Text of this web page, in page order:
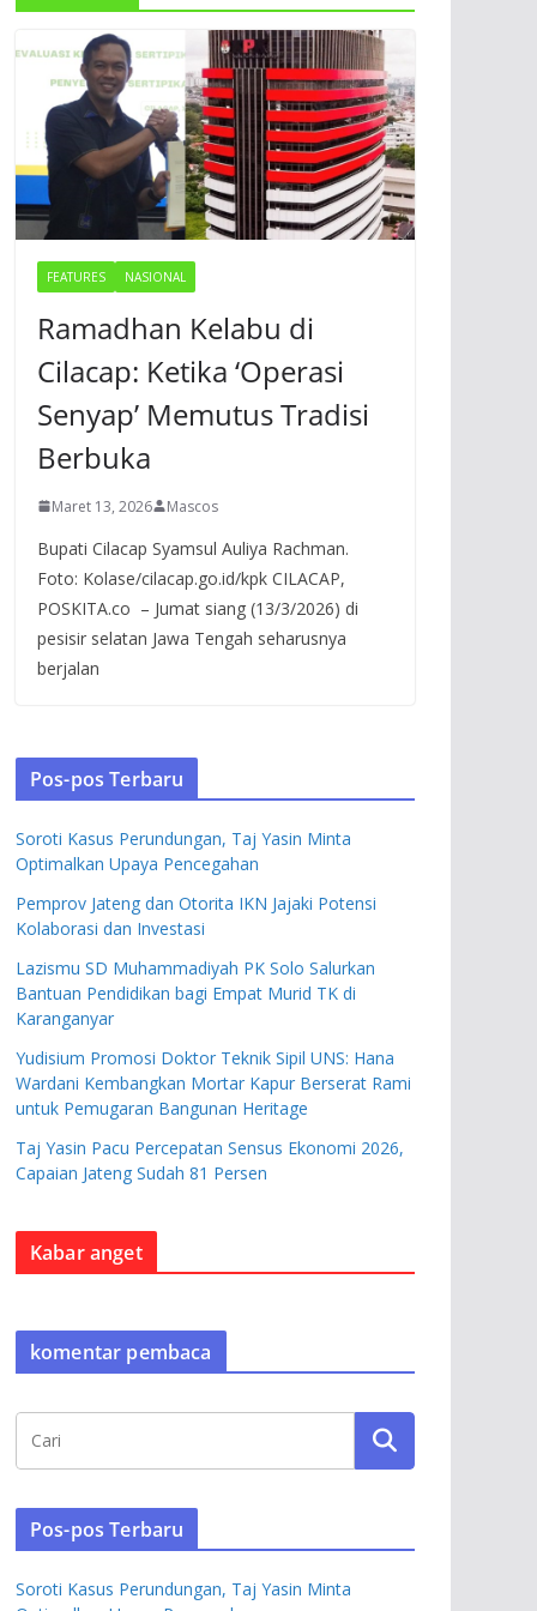
FEATURES NASIONAL
Ramadhan Kelabu di
Cilacap: Ketika ‘Operasi
Senyap’ Memutus Tradisi
Berbuka
Maret 13, 2026 Mascos
Bupati Cilacap Syamsul Auliya Rachman.
Foto: Kolase/cilacap.go.id/kpk CILACAP,
POSKITA.co – Jumat siang (13/3/2026) di
pesisir selatan Jawa Tengah seharusnya
berjalan
Pos-pos Terbaru
Soroti Kasus Perundungan, Taj Yasin Minta
Optimalkan Upaya Pencegahan
Pemprov Jateng dan Otorita IKN Jajaki Potensi
Kolaborasi dan Investasi
Lazismu SD Muhammadiyah PK Solo Salurkan
Bantuan Pendidikan bagi Empat Murid TK di
Karanganyar
Yudisium Promosi Doktor Teknik Sipil UNS: Hana
Wardani Kembangkan Mortar Kapur Berserat Rami
untuk Pemugaran Bangunan Heritage
Taj Yasin Pacu Percepatan Sensus Ekonomi 2026,
Capaian Jateng Sudah 81 Persen
Kabar anget
komentar pembaca
Pos-pos Terbaru
Soroti Kasus Perundungan, Taj Yasin Minta